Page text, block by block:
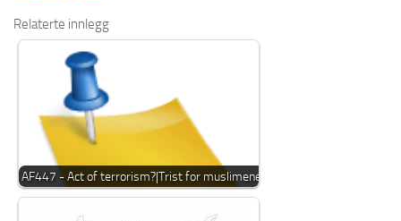
Relaterte innlegg
AF447 - Act of terrorism?|Trist for muslimene